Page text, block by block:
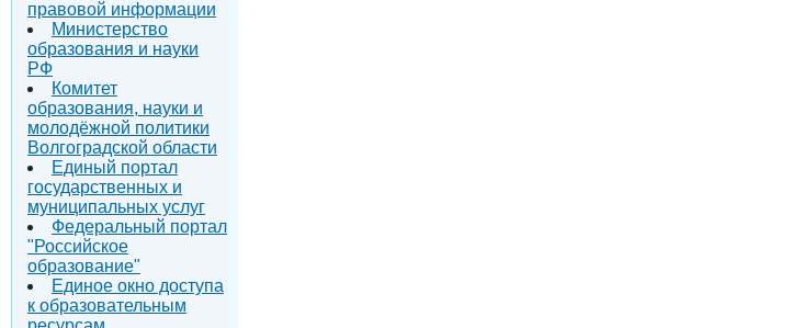
Министерство
образования и науки
РФ
Комитет
образования, науки и
молодёжной политики
Волгоградской области
Единый портал
государственных и
муниципальных услуг
Федеральный портал
"Российское
образование"
Единое окно доступа
к образовательным